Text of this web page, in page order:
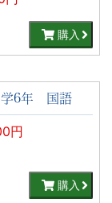
購入
学6年 国語
円
購入